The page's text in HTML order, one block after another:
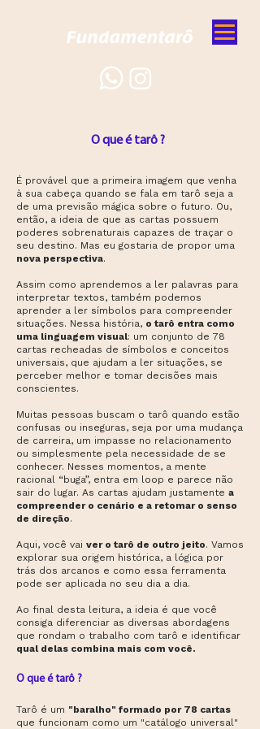
O que é tarô ?
É provável que a primeira imagem que venha
à sua cabeça quando se fala em tarô seja a
de uma previsão mágica sobre o futuro. Ou,
então, a ideia de que as cartas possuem
poderes sobrenaturais capazes de traçar o
seu destino. Mas eu gostaria de propor uma
nova perspectiva.
Assim como aprendemos a ler palavras para
interpretar textos, também podemos
aprender a ler símbolos para compreender
situações. Nessa história, o tarô entra como
uma linguagem visual: um conjunto de 78
cartas recheadas de símbolos e conceitos
universais, que ajudam a ler situações, se
perceber melhor e tomar decisões mais
conscientes.
Muitas pessoas buscam o tarô quando estão
confusas ou inseguras, seja por uma mudança
de carreira, um impasse no relacionamento
ou simplesmente pela necessidade de se
conhecer. Nesses momentos, a mente
racional “buga”, entra em loop e parece não
sair do lugar. As cartas ajudam justamente a
compreender o cenário e a retomar o senso
de direção.
Aqui, você vai ver o tarô de outro jeito. Vamos
explorar sua origem histórica, a lógica por
trás dos arcanos e como essa ferramenta
pode ser aplicada no seu dia a dia.
Ao final desta leitura, a ideia é que você
consiga diferenciar as diversas abordagens
que rondam o trabalho com tarô e identificar
qual delas combina mais com você.
O que é tarô ?
Tarô é um "baralho" formado por 78 cartas
que funcionam como um "catálogo universal"